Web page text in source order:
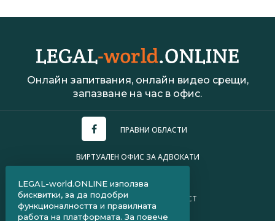
Онлайн запитвания, онлайн видео срещи,
запазване на час в офис.
ПРАВНИ ОБЛАСТИ
ВИРТУАЛЕН ОФИС ЗА АДВОКАТИ
ПОЛИТИКА ЗА ПОВЕРИТЕЛНОСТ
LEGAL-world.ONLINE използва
бисквитки, за да подобри
функционалността и правилната
работа на платформата. За повече